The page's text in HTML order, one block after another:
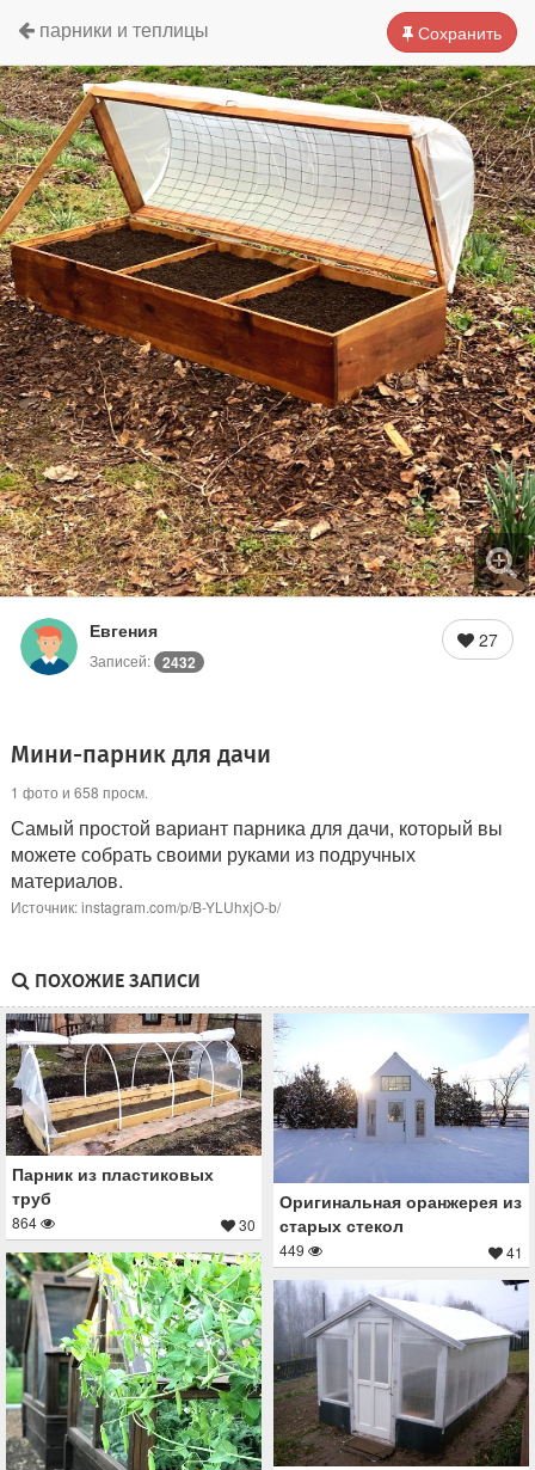
Сохранить
парники и теплицы
Евгения
Записей: 2432
27
Мини-парник для дачи
1 фото и 658 просм.
Самый простой вариант парника для дачи, который вы
можете собрать своими руками из подручных
материалов.
Источник: instagram.com/p/B-YLUhxjO-b/
ПОХОЖИЕ ЗАПИСИ
Парник из пластиковых
труб
864 30
Оригинальная оранжерея из
старых стекол
449 41